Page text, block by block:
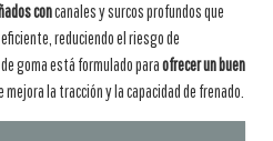
concanales y surcos profundos que
reduciendo el riesgo de
goma está formulado paraofrecer un buen
mejora la tracción y la capacidad de frenado.